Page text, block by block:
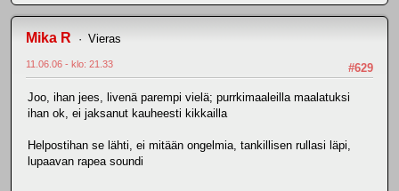
Mika R Vieras
#629
11.06.06 - klo: 21.33
Joo, ihan jees, livenä parempi vielä; purrkimaaleilla maalatuksi
ihan ok, ei jaksanut kauheesti kikkailla
Helpostihan se lähti, ei mitään ongelmia, tankillisen rullasi läpi,
lupaavan rapea soundi